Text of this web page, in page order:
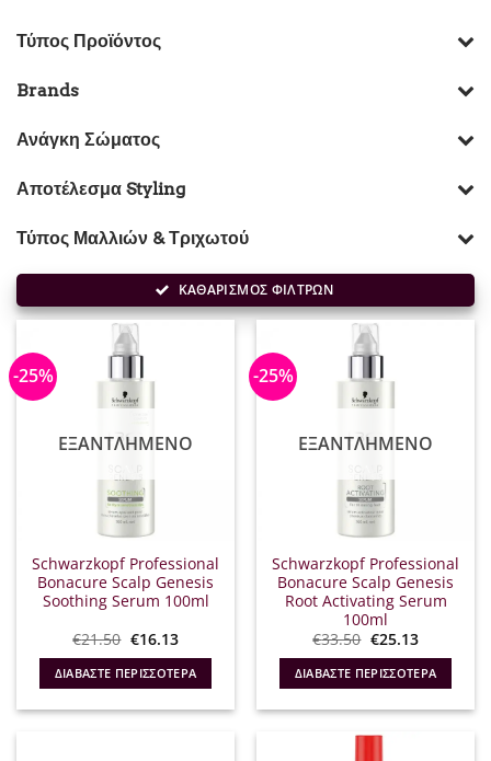
Τύπος Προϊόντος
Brands
Ανάγκη Σώματος
Αποτέλεσμα Styling
Τύπος Μαλλιών & Τριχωτού
ΚΑΘΑΡΙΣΜΟΣ ΦΙΛΤΡΩΝ
-25%
ΕΞΑΝΤΛΗΜΈΝΟ
Schwarzkopf Professional
Bonacure Scalp Genesis
Soothing Serum 100ml
€21.50 Original
was:
€21.50.
€16.13Η
τιμή
είναι:
€16.13.
ΔΙΑΒΆΣΤΕ ΠΕΡΙΣΣΌΤΕΡΑ
-25%
ΕΞΑΝΤΛΗΜΈΝΟ
Schwarzkopf Professional
Bonacure Scalp Genesis
Root Activating Serum
100ml
€33.50 Original
was:
€33.50.
€25.13Η
τιμή
είναι:
€25.13.
ΔΙΑΒΆΣΤΕ ΠΕΡΙΣΣΌΤΕΡΑ